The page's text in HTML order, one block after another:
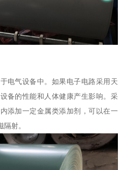
电气设备中。如果电子电路采用天
备的性能和人体健康产生影响。采
添加一定金属类添加剂，可以在一
射。